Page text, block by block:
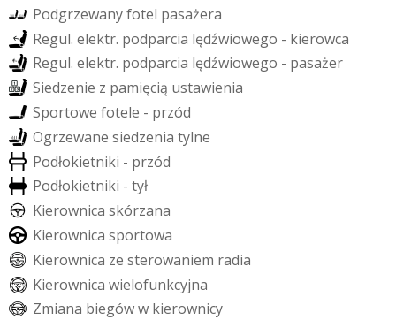
Podgrzewanyfotel pasażera
Regul. elektr. podparcia lędźwiowego - kierowca
Regul. elektr. podparcia lędźwiowego - pasażer
Siedzenie z pamięcią ustawienia
Sportowe fotele - przód
Ogrzewane siedzenia tylne
Podłokietniki - przód
Podłokietniki - tył
Kierownica skórzana
Kierownica sportowa
Kierownica ze sterowaniem radia
Kierownica wielofunkcyjna
Zmiana biegóww kierownicy